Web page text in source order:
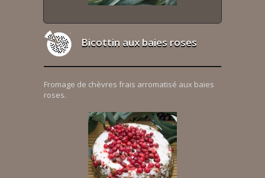
Bicottin aux baies roses
Fromage de chèvres frais arromatisé aux baies
roses.